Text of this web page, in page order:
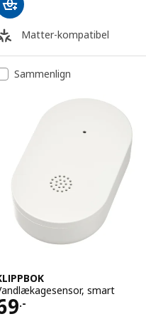
Matter-kompatibel
Sammenlign
smart
.- 69.-